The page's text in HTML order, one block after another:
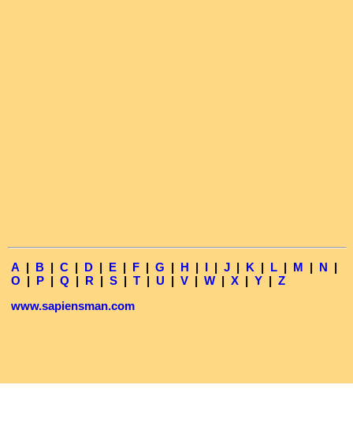
A | B | C | D | E | F | G | H | I | J | K | L | M | N |
O | P | Q | R | S | T | U | V | W | X | Y | Z
www.sapiensman.com